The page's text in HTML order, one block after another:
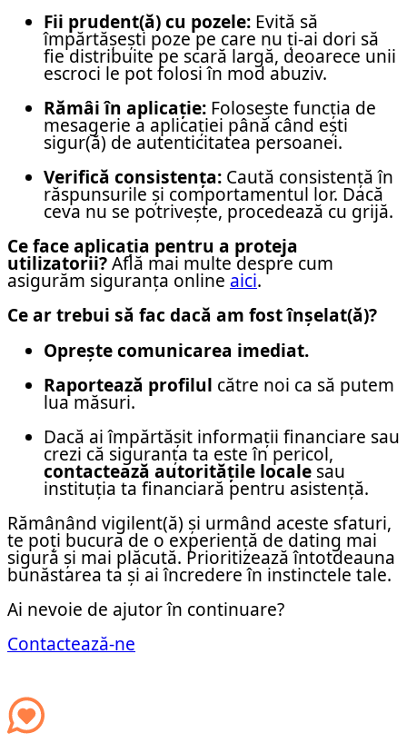
Fii prudent(ă) cu pozele: Evită să
împărtășești poze pe care nu ți-ai dori să
fie distribuite pe scară largă, deoarece unii
escroci le pot folosi în mod abuziv.
Rămâi în aplicație: Folosește funcția de
mesagerie a aplicației până când ești
sigur(ă) de autenticitatea persoanei.
Verifică consistența: Caută consistență în
răspunsurile și comportamentul lor. Dacă
ceva nu se potrivește, procedează cu grijă.
Ce face aplicația pentru a proteja
utilizatorii?Află mai multe despre cum
asigurăm siguranța online aici.
Ce ar trebui să fac dacă am fost înșelat(ă)?
Oprește comunicarea imediat.
Raportează profilul către noi ca să putem
lua măsuri.
Dacă ai împărtășit informații financiare sau
crezi că siguranța ta este în pericol,
contactează autoritățile locale sau
instituția ta financiară pentru asistență.
Rămânând vigilent(ă) și urmând aceste sfaturi,
te poți bucura de o experiență de dating mai
sigură și mai plăcută. Prioritizează întotdeauna
bunăstarea ta și ai încredere în instinctele tale.
Ai nevoie de ajutor în continuare?
Contactează-ne